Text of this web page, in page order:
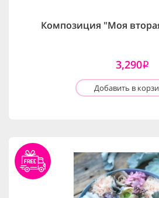
Композиция "Моя
3,290i
Добавить в